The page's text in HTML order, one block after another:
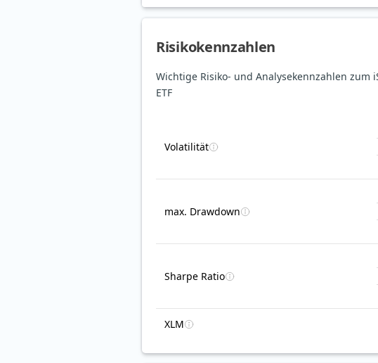
Risikokennzahlen
Wichtige Risiko- und Analysekennzahlen zum
ETF
Volatilität
max. Drawdown
Sharpe Ratio
XLM